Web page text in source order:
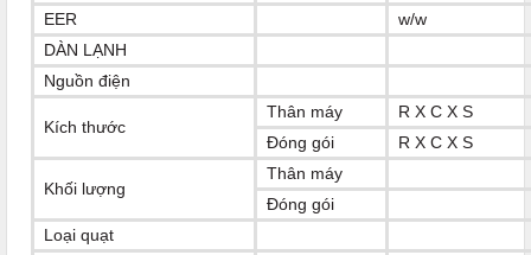
EER
w/w
DÀN LẠNH
Nguồn điện
Kích thước
Thân máy
R X C X S
Đóng gói
R X C X S
Khối lượng
Thân máy
Đóng gói
Loại quạt